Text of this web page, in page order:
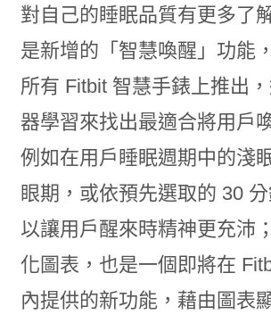
對自己的睡眠品質有更多了
是新增的「智慧喚醒」功能
所有 Fitbit 智慧手錶上推出
器學習來找出最適合將用戶
例如在用戶睡眠週期中的淺
眼期，或依預先選取的 30
以讓用戶醒來時精神更充沛
化圖表，也是一個即將在
內提供的新功能，藉由圖表